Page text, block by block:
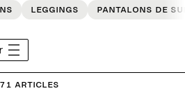
nos pièces mettent l'accent sur
pour compléter la garde-
Leggings Pantalons de
71 articles